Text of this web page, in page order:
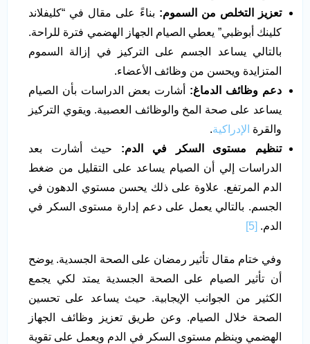
تعزيز التخلص من السموم: بناءً على مقال في “كليفلاند
كلينك أبوظبي” يعطي الصيام الجهاز الهضمي فترة للراحة.
بالتالي يساعد الجسم على التركيز في إزالة السموم
المتزايدة ويحسن من وظائف الأعضاء.
دعم وظائف الدماغ: أشارت بعض الدراسات بأن الصيام
يساعد على صحة المخ والوظائف العصبية. ويقوي التركيز
والقرة الإدراكية.
تنظيم مستوى السكر في الدم: حيث أشارت بعد
الدراسات إلي أن الصيام يساعد على التقليل من ضغط
الدم المرتفع. علاوة على ذلك يحسن مستوي الدهون في
الجسم. بالتالي يعمل على دعم إدارة مستوى السكر في
الدم. [5]
وفي ختام مقال تأثير رمضان على الصحة الجسدية. يوضح
أن تأثير الصيام على الصحة الجسدية يمتد لكي يجمع
الكثير من الجوانب الإيجابية. حيث يساعد على تحسين
الصحة خلال الصيام. وعن طريق تعزيز وظائف الجهاز
الهضمي وينظم مستوى السكر في الدم ويعمل على تقوية